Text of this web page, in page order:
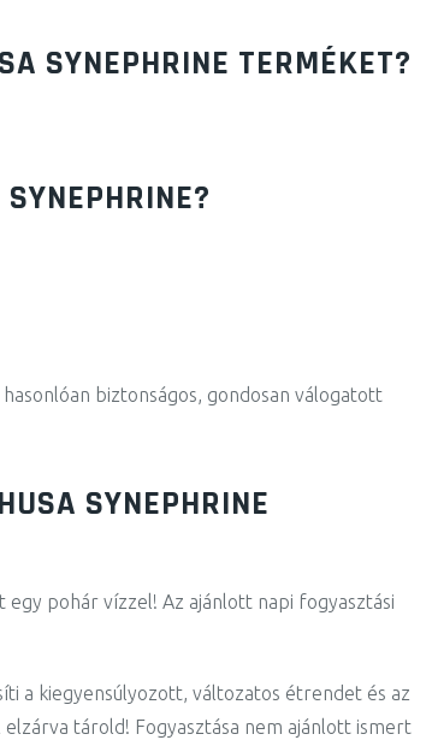
SYNEPHRINE TERMÉKET?
biztonságos, gondosan válogatott
SYNEPHRINE
egy pohár vízzel! Az ajánlott napi fogyasztási
a kiegyensúlyozott, változatos étrendet és az
tárold! Fogyasztása nem ajánlott ismert